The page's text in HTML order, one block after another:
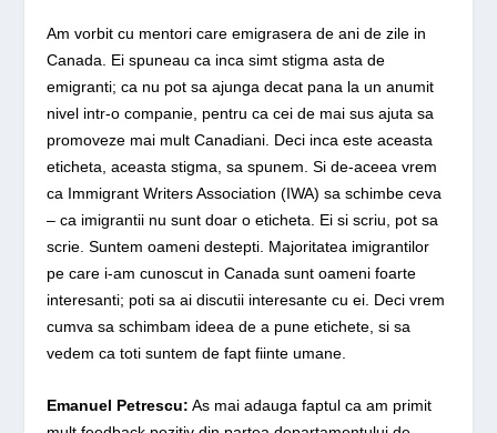
Am vorbit cu mentori care emigrasera de ani de zile in
Canada. Ei spuneau ca inca simt stigma asta de
emigranti; ca nu pot sa ajunga decat pana la un anumit
nivel intr-o companie, pentru ca cei de mai sus ajuta sa
promoveze mai mult Canadiani. Deci inca este aceasta
eticheta, aceasta stigma, sa spunem. Si de-aceea vrem
ca Immigrant Writers Association (IWA) sa schimbe ceva
– ca imigrantii nu sunt doar o eticheta. Ei si scriu, pot sa
scrie. Suntem oameni destepti. Majoritatea imigrantilor
pe care i-am cunoscut in Canada sunt oameni foarte
interesanti; poti sa ai discutii interesante cu ei. Deci vrem
cumva sa schimbam ideea de a pune etichete, si sa
vedem ca toti suntem de fapt fiinte umane.
Emanuel Petrescu: As mai adauga faptul ca am primit